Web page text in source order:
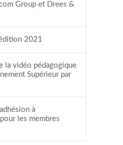
Group et Drees &
2021
la vidéo pédagogique
Supérieur par
à
pour les membres